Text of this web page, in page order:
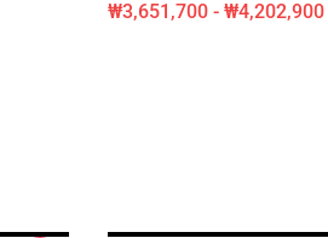
₩3,651,700 - ₩4,202,900